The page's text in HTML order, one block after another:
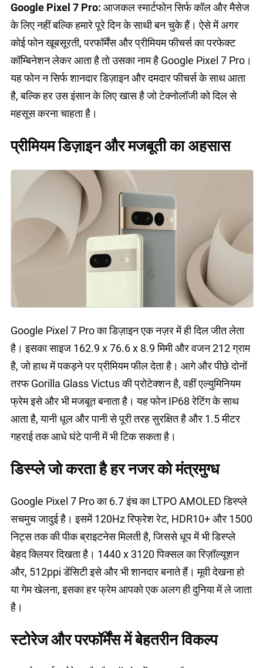
Google Pixel 7 Pro: आजकल स्मार्टफोन सिर्फ कॉल और मैसेज
के लिए नहीं बल्कि हमारे पूरे दिन के साथी बन चुके हैं। ऐसे में अगर
कोई फोन खूबसूरती, परफॉर्मेंस और प्रीमियम फीचर्स का परफेक्ट
कॉम्बिनेशन लेकर आता है तो उसका नाम है Google Pixel 7 Pro।
यह फोन न सिर्फ शानदार डिज़ाइन और दमदार फीचर्स के साथ आता
है, बल्कि हर उस इंसान के लिए खास है जो टेक्नोलॉजी को दिल से
महसूस करना चाहता है।
प्रीमियम डिज़ाइन और मजबूती का अहसास
Google Pixel 7 Pro का डिज़ाइन एक नज़र में ही दिल जीत लेता
है। इसका साइज 162.9 x 76.6 x 8.9 मिमी और वजन 212 ग्राम
है, जो हाथ में पकड़ने पर प्रीमियम फील देता है। आगे और पीछे दोनों
तरफ Gorilla Glass Victus की प्रोटेक्शन है, वहीं एल्युमिनियम
फ्रेम इसे और भी मजबूत बनाता है। यह फोन IP68 रेटिंग के साथ
आता है, यानी धूल और पानी से पूरी तरह सुरक्षित है और 1.5 मीटर
गहराई तक आधे घंटे पानी में भी टिक सकता है।
डिस्प्ले जो करता है हर नजर को मंत्रमुग्ध
Google Pixel 7 Pro का 6.7 इंच का LTPO AMOLED डिस्प्ले
सचमुच जादुई है। इसमें 120Hz रिफ्रेश रेट, HDR10+ और 1500
निट्स तक की पीक ब्राइटनेस मिलती है, जिससे धूप में भी डिस्प्ले
बेहद क्लियर दिखता है। 1440 x 3120 पिक्सल का रिज़ॉल्यूशन
और, 512ppi डेंसिटी इसे और भी शानदार बनाते हैं। मूवी देखना हो
या गेम खेलना, इसका हर फ्रेम आपको एक अलग ही दुनिया में ले जाता
है।
स्टोरेज और परफॉर्मेंस में बेहतरीन विकल्प